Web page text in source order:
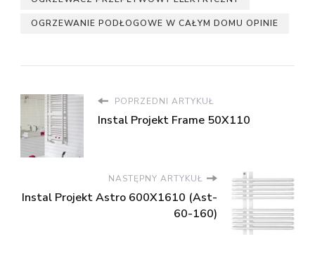
OGRZEWANIE PODŁOGOWE W CAŁYM DOMU OPINIE
POPRZEDNI ARTYKUŁ
Instal Projekt Frame 50X110
NASTĘPNY ARTYKUŁ
Instal Projekt Astro 600X1610 (Ast-
60-160)